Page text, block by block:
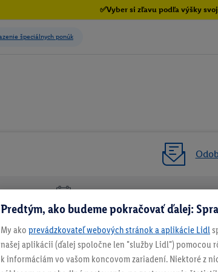
✅Vyber si zľavu podľa výšky
30 dní na vrátenie
Predtým, ako budeme pokračovať ďalej:
My ako prevádzkovateľ webových stránok a aplikácie Lidl
našej aplikácii (ďalej spoločne len "služby Lidl") pomocou
k informáciám vo vašom koncovom zariadení. Niektoré z